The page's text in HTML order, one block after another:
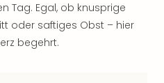
Tag. Egal, ob knusprige
oder saftiges Obst – hier
begehrt.